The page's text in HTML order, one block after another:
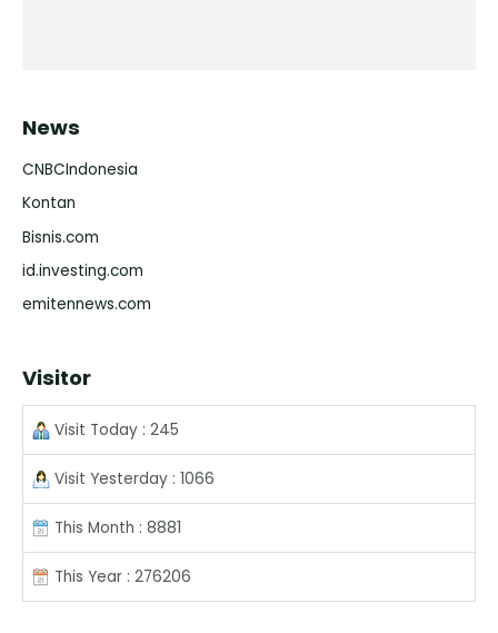
News
CNBCIndonesia
Kontan
Bisnis.com
id.investing.com
emitennews.com
Visitor
Visit Today : 245
Visit Yesterday : 1066
This Month : 8881
This Year : 276206